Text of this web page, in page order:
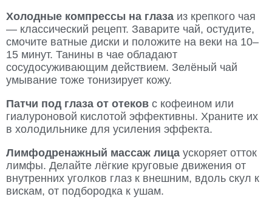
Холодные компрессы на глаза из крепкого чая
— классический рецепт. Заварите чай, остудите,
смочите ватные диски и положите на веки на 10–
15 минут. Танины в чае обладают
сосудосуживающим действием. Зелёный чай
умывание тоже тонизирует кожу.
Патчи под глаза от отеков с кофеином или
гиалуроновой кислотой эффективны. Храните их
в холодильнике для усиления эффекта.
Лимфодренажный массаж лица ускоряет отток
лимфы. Делайте лёгкие круговые движения от
внутренних уголков глаз к внешним, вдоль скул к
вискам, от подбородка к ушам.